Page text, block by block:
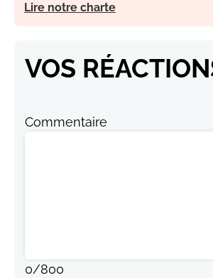
Lire notre charte
VOS
Commentaire
0/800